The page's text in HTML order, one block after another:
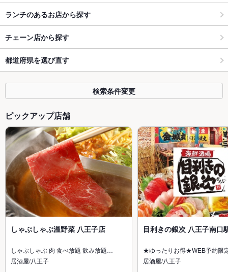
ランチのあるお店から探す
チェーン店から探す
都道府県を選び直す
検索条件変更
ピックアップ店舗
しゃぶしゃぶ温野菜 八王子店
しゃぶしゃぶ 肉 食べ放題 飲み放題…
居酒屋/八王子
目利きの銀次 八王子南口
★ゆったりお得★WEB予約限
居酒屋/八王子